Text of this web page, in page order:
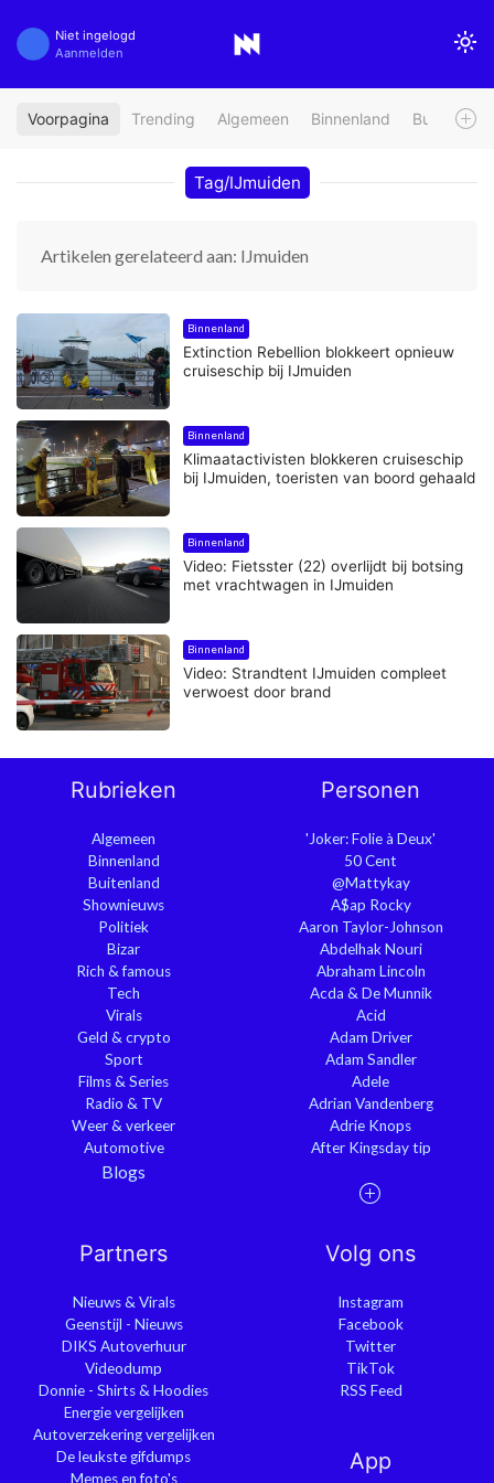
Niet ingelogd
Aanmelden
Voorpagina Trending Algemeen Binnenland Buitenland
Tag/IJmuiden
Artikelen gerelateerd aan: IJmuiden
Binnenland
Extinction Rebellion blokkeert opnieuw
cruiseschip bij IJmuiden
Binnenland
Klimaatactivisten blokkeren cruiseschip
bij IJmuiden, toeristen van boord gehaald
Binnenland
Video: Fietsster (22) overlijdt bij botsing
met vrachtwagen in IJmuiden
Binnenland
Video: Strandtent IJmuiden compleet
verwoest door brand
Rubrieken
Algemeen
Binnenland
Buitenland
Shownieuws
Politiek
Bizar
Rich & famous
Tech
Virals
Geld & crypto
Sport
Films & Series
Radio & TV
Weer & verkeer
Automotive
Blogs
Personen
'Joker: Folie à Deux'
50 Cent
@Mattykay
A$ap Rocky
Aaron Taylor-Johnson
Abdelhak Nouri
Abraham Lincoln
Acda & De Munnik
Acid
Adam Driver
Adam Sandler
Adele
Adrian Vandenberg
Adrie Knops
After Kingsday tip
Partners
Nieuws & Virals
Geenstijl - Nieuws
DIKS Autoverhuur
Videodump
Donnie - Shirts & Hoodies
Energie vergelijken
Autoverzekering vergelijken
De leukste gifdumps
Memes en foto's
Volg ons
Instagram
Facebook
Twitter
TikTok
RSS Feed
App